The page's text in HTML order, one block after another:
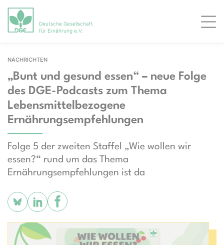
Deutsche Gesellschaft
für Ernährung e.V.
NACHRICHTEN
„Bunt und gesund essen“ – neue Folge
des DGE-Podcasts zum Thema
Lebensmittelbezogene
Ernährungsempfehlungen
Folge 5 der zweiten Staffel „Wie wollen wir
essen?“ rund um das Thema
Ernährungsempfehlungen ist da